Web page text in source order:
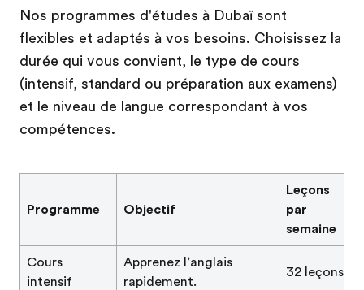
Nos programmes d'études à Dubaï sont
flexibles et adaptés à vos besoins. Choisissez la
durée qui vous convient, le type de cours
(intensif, standard ou préparation aux examens)
et le niveau de langue correspondant à vos
compétences.
Programme Objectif
Leçons
par
semaine
Cours
intensif
Apprenez l’anglais
rapidement.
32 leçons